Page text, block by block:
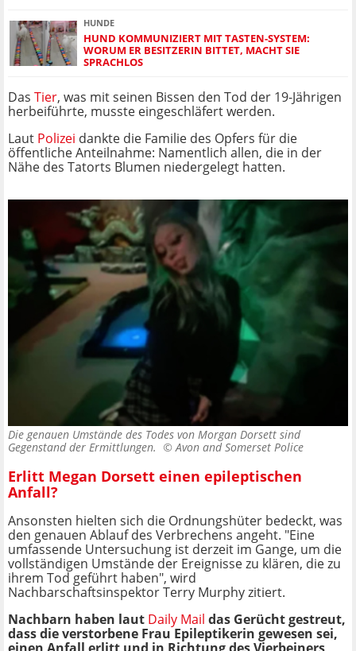
HUNDE
HUND KOMMUNIZIERT MIT TASTEN-SYSTEM:
WORUM ER BESITZERIN BITTET, MACHT SIE
SPRACHLOS
Das Tier, was mit seinen Bissen den Tod der 19-Jährigen
herbeiführte, musste eingeschläfert werden.
Laut Polizei dankte die Familie des Opfers für die
öffentliche Anteilnahme: Namentlich allen, die in der
Nähe des Tatorts Blumen niedergelegt hatten.
Die genauen Umstände des Todes von Morgan Dorsett sind
Gegenstand der Ermittlungen. ©Avon and Somerset Police
Erlitt Megan Dorsett einen epileptischen
Anfall?
Ansonsten hielten sich die Ordnungshüter bedeckt, was
den genauen Ablauf des Verbrechens angeht. "Eine
umfassende Untersuchung ist derzeit im Gange, um die
vollständigen Umstände der Ereignisse zu klären, die zu
ihrem Tod geführt haben", wird
Nachbarschaftsinspektor Terry Murphy zitiert.
Nachbarn haben laut Daily Mail das Gerücht gestreut,
dass die verstorbene Frau Epileptikerin gewesen sei,